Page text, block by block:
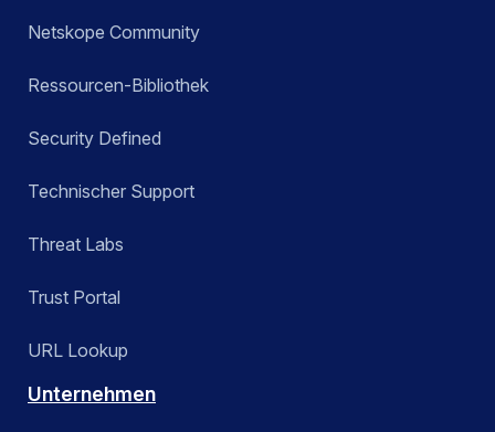
Netskope Community
Ressourcen-Bibliothek
Security Defined
Technischer Support
Threat Labs
Trust Portal
URL Lookup
Unternehmen